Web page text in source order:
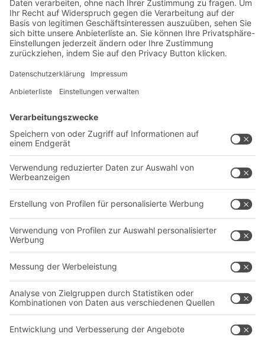
Lager- & Logistiknews
Exklusive Rabatte
Neuheiten
Lösungen
Behältersysteme
Regalsysteme
Transportsysteme
Beratung & Service
Unternehmen
Standorte weltweit
Produktionsstandorte
Follow us
BIT O